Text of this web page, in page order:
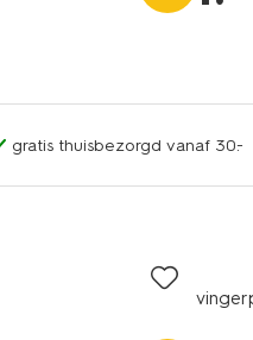
gratis thuisbezorgd vanaf 30.-